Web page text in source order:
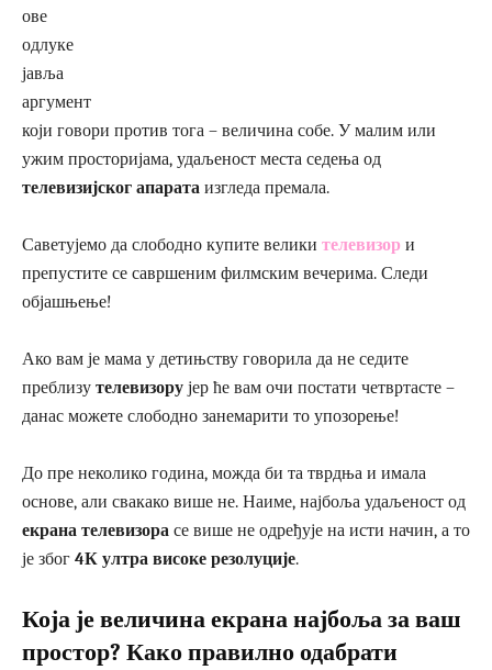
ове
одлуке
јавља
аргумент
који говори против тога – величина собе. У малим или
ужим просторијама, удаљеност места седења од
телевизијског апарата изгледа премала.
Саветујемо да слободно купите велики телевизор и
препустите се савршеним филмским вечерима. Следи
објашњење!
Ако вам је мама у детињству говорила да не седите
преблизу телевизору јер ће вам очи постати четвртасте –
данас можете слободно занемарити то упозорење!
До пре неколико година, можда би та тврдња и имала
основе, али свакако више не. Наиме, најбоља удаљеност од
екрана телевизора се више не одређује на исти начин, а то
је због 4К ултра високе резолуције.
Која је величина екрана најбоља за ваш
простор? Како правилно одабрати